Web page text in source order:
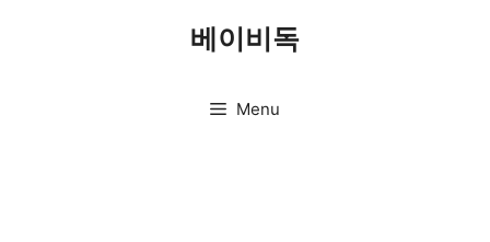
베이비독
Menu